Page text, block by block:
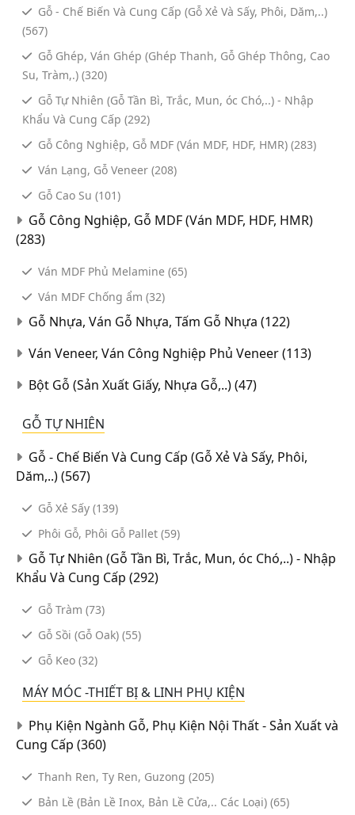
Y Tế - Thiết Bị Y Tế
Thép - Inox
Thủ Công Mỹ Nghệ
Thực Phẩm - Đồ Uống
Văn Phòng Phẩm
Vật Liệu Xây Dựng
Viễn Thông
Xây Dựng
Xuất Nhập Khẩu
Gỗ - Chế Biến Và Cung Cấp (Gỗ Xẻ Và Sấy, Phôi, Dăm,..)
(567)
Gỗ Ghép, Ván Ghép (Ghép Thanh, Gỗ Ghép Thông, Cao
Su, Tràm,.) (320)
Gỗ Tự Nhiên (Gỗ Tần Bì, Trắc, Mun, óc Chó,..) - Nhập
Khẩu Và Cung Cấp (292)
Gỗ Công Nghiệp, Gỗ MDF (Ván MDF, HDF, HMR) (283)
Ván Lạng, Gỗ Veneer (208)
Gỗ Cao Su (101)
Gỗ Công Nghiệp, Gỗ MDF (Ván MDF, HDF, HMR)
(283)
Ván MDF Phủ Melamine (65)
Ván MDF Chống ẩm (32)
Gỗ Nhựa, Ván Gỗ Nhựa, Tấm Gỗ Nhựa (122)
Ván Veneer, Ván Công Nghiệp Phủ Veneer(113)
Bột Gỗ (Sản Xuất Giấy, Nhựa Gỗ,..)(47)
GỖ TỰ NHIÊN
Gỗ - Chế Biến Và Cung Cấp (Gỗ Xẻ Và Sấy, Phôi,
Dăm,..)(567)
Gỗ Xẻ Sấy (139)
Phôi Gỗ, Phôi Gỗ Pallet (59)
Gỗ Tự Nhiên (Gỗ Tần Bì, Trắc, Mun, óc Chó,..) - Nhập
Khẩu Và Cung Cấp (292)
Gỗ Tràm (73)
Gỗ Sồi (Gỗ Oak) (55)
Gỗ Keo (32)
MÁY MÓC -THIẾT BỊ & LINH PHỤ KIỆN
Phụ Kiện Ngành Gỗ, Phụ Kiện Nội Thất - Sản Xuất và
Cung Cấp (360)
Thanh Ren, Ty Ren, Guzong (205)
Bản Lề (Bản Lề Inox, Bản Lề Cửa,.. Các Loại) (65)